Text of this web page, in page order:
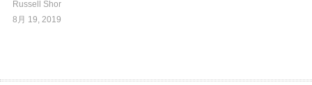
Russell Shor
8月 19, 2019